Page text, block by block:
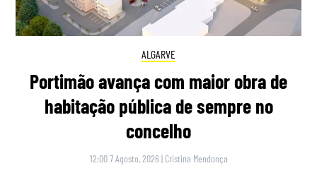
ALGARVE
Portimão avança com maior obra de
habitação pública de sempre no
concelho
12:00 7 Agosto, 2026 | Cristina Mendonça